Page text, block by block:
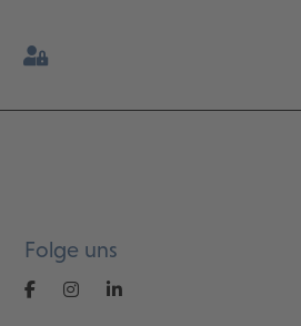
Folge uns